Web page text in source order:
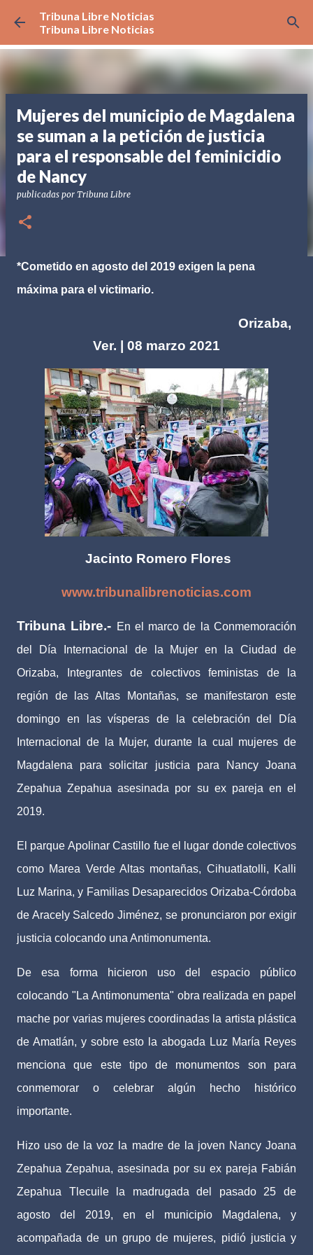
Ir al contenido principal
Tribuna Libre Noticias
Tribuna Libre Noticias
Mujeres del municipio de Magdalena
se suman a la petición de justicia
para el responsable del feminicidio
de Nancy
publicadas por Tribuna Libre
*Cometido en agosto del 2019 exigen la pena
máxima para el victimario.
Orizaba,
Ver. | 08 marzo 2021
Jacinto Romero Flores
www.tribunalibrenoticias.com
Tribuna Libre.- En el marco de la Conmemoración
del Día Internacional de la Mujer en la Ciudad de
Orizaba, Integrantes de colectivos feministas de la
región de las Altas Montañas, se manifestaron este
domingo en las vísperas de la celebración del Día
Internacional de la Mujer, durante la cual mujeres de
Magdalena para solicitar justicia para Nancy Joana
Zepahua Zepahua asesinada por su ex pareja en el
2019.
El parque Apolinar Castillo fue el lugar donde colectivos
como Marea Verde Altas montañas, Cihuatlatolli, Kalli
Luz Marina, y Familias Desaparecidos Orizaba-Córdoba
de Aracely Salcedo Jiménez, se pronunciaron por exigir
justicia colocando una Antimonumenta.
De esa forma hicieron uso del espacio público
colocando "La Antimonumenta" obra realizada en papel
mache por varias mujeres coordinadas la artista plástica
de Amatlán, y sobre esto la abogada Luz María Reyes
menciona que este tipo de monumentos son para
conmemorar o celebrar algún hecho histórico
importante.
Hizo uso de la voz la madre de la joven Nancy Joana
Zepahua Zepahua, asesinada por su ex pareja Fabián
Zepahua Tlecuile la madrugada del pasado 25 de
agosto del 2019, en el municipio Magdalena, y
acompañada de un grupo de mujeres, pidió justicia y